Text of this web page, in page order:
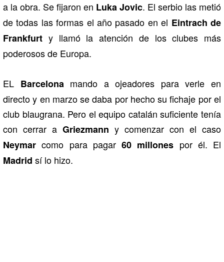
a la obra. Se fijaron en Luka Jovic. El serbio las metió
de todas las formas el año pasado en el Eintrach de
Frankfurt y llamó la atención de los clubes más
poderosos de Europa.
EL Barcelonamando a ojeadores para verle en
directo y en marzo se daba por hecho su fichaje por el
club blaugrana. Pero el equipo catalán suficiente tenía
con cerrar a Griezmann y comenzar con el caso
Neymar como para pagar 60 millones por él. El
Madrid sí lo hizo.